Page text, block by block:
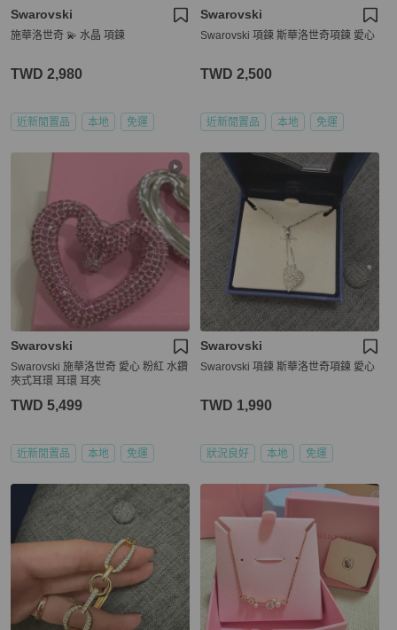
Swarovski
施華洛世奇 💫 水晶 項鍊
TWD 2,980
近新閒置品 本地 免運
Swarovski
Swarovski 項鍊 斯華洛世奇項鍊 愛心
TWD 2,500
近新閒置品 本地 免運
Swarovski
Swarovski 施華洛世奇 愛心 粉紅 水鑽
夾式耳環 耳環 耳夾
TWD 5,499
近新閒置品 本地 免運
Swarovski
Swarovski 項鍊 斯華洛世奇項鍊 愛心
TWD 1,990
狀況良好 本地 免運